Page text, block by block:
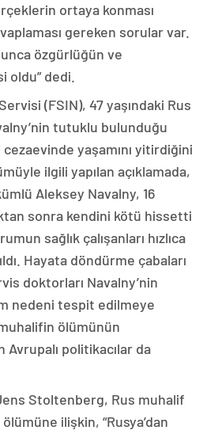
ortaya konması
gereken sorular var.
özgürlüğün ve
oldu” dedi.
(FSIN), 47 yaşındaki Rus
tutuklu bulunduğu
cezaevinde yaşamını yitirdiğini
ilgili yapılan açıklamada,
Aleksey Navalny, 16
sonra kendini kötü hissetti
sağlık çalışanları hızlıca
Hayata döndürme çabaları
doktorları Navalny’nin
nedeni tespit edilmeye
muhalifin ölümünün
Avrupalı politikacılar da
Stoltenberg, Rus muhalif
ilişkin, “Rusya’dan